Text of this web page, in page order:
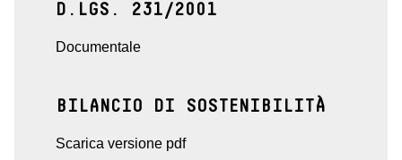
D.LGS. 231/2001
Documentale
BILANCIO DI SOSTENIBILITÀ
Scarica versione pdf